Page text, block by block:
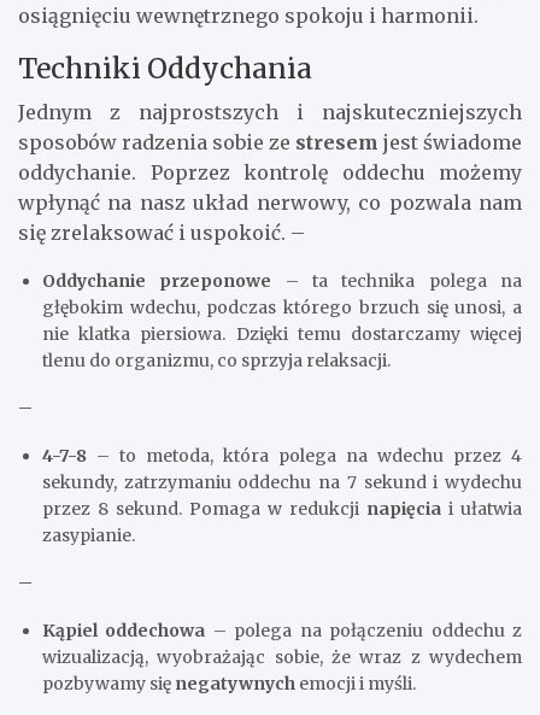
osiągnięciu wewnętrznego spokoju i harmonii.
Techniki Oddychania
Jednym z najprostszych i najskuteczniejszych
sposobów radzenia sobie ze stresem jest świadome
oddychanie. Poprzez kontrolę oddechu możemy
wpłynąć na nasz układ nerwowy, co pozwala nam
się zrelaksować i uspokoić. –
Oddychanie przeponowe – ta technika polega na
głębokim wdechu, podczas którego brzuch się unosi, a
nie klatka piersiowa. Dzięki temu dostarczamy więcej
tlenu do organizmu, co sprzyja relaksacji.
–
4-7-8 – to metoda, która polega na wdechu przez 4
sekundy, zatrzymaniu oddechu na 7 sekund i wydechu
przez 8 sekund. Pomaga w redukcji napięcia i ułatwia
zasypianie.
–
Kąpiel oddechowa – polega na połączeniu oddechu z
wizualizacją, wyobrażając sobie, że wraz z wydechem
pozbywamy się negatywnych emocji i myśli.